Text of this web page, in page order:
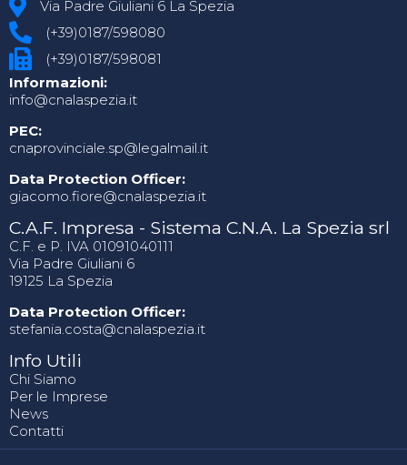
Via Padre Giuliani 6 La Spezia
(+39)0187/598080
(+39)0187/598081
Informazioni:
info@cnalaspezia.it
PEC:
cnaprovinciale.sp@legalmail.it
Data Protection Officer:
giacomo.fiore@cnalaspezia.it
C.A.F. Impresa - Sistema C.N.A. La Spezia srl
C.F. e P. IVA 01091040111
Via Padre Giuliani 6
19125 La Spezia
Data Protection Officer:
stefania.costa@cnalaspezia.it
Info Utili
Chi Siamo
Per le Imprese
News
Contatti